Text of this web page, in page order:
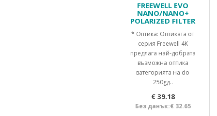
FREEWELL EVO
NANO/NANO+
POLARIZED FILTER
* Оптика: Оптиката от
серия Freewell 4K
предлага най-добрата
възможна оптика
ватегорията на do
250gд..
€ 39.18
Без данък:€ 32.65